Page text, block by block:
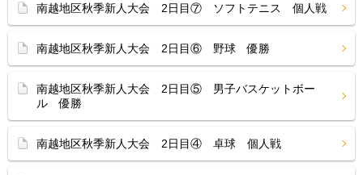
南越地区秋季新人大会 2日目⑦ ソフトテニス 個人戦
南越地区秋季新人大会 2日目⑥ 野球 優勝
南越地区秋季新人大会 2日目⑤ 男子バスケットボー
ル 優勝
南越地区秋季新人大会 2日目④ 卓球 個人戦